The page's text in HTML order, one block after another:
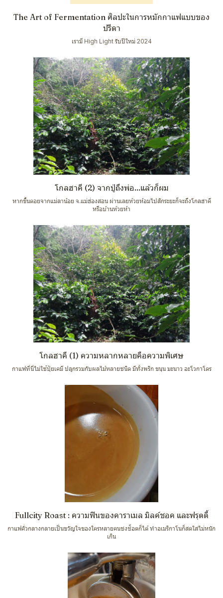
The Art of Fermentation ศิลปะในการหมักกาแฟแบบของ
ปรีดา
เรามี High Light รับปีใหม่ 2024
โกลฮาคี (2) จากปู่ถึงพ่อ...แล้วก็ผม
หากขึ้นดอยจากแม่ลาน้อย จ.แม่ฮ่องสอน ผ่านเลยห้วยห้อมไปสักระยะก็จะถึงโกลฮาคี
หรือบ้านห้วยห้า
โกลฮาคี (1) ความหลากหลายคือความพิเศษ
กาแฟที่นี่ไม่ใช้ปุ๋ยเคมี ปลูกรวมกับผลไม้หลายชนิด มีทั้งพริก ขนุน มะนาว อะโวกาโดร
Fullcity Roast : ความฟินของคาราเมล มิลค์ชอค และฟรุตตี้
กาแฟคั่วกลางกลายเป็นขวัญใจของใครหลายคนชงช็อตก็ได้ ทำอเมริกาโนก็สดใสไม่หนัก
เกิน